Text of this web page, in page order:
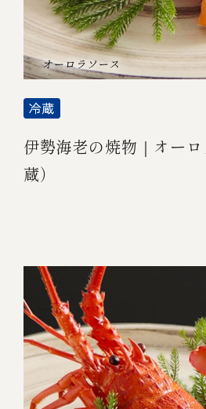
伊勢海老の焼物｜オー
蔵）